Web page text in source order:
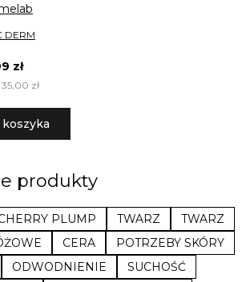
DERM
zł
zł
produkty
PLUMP TWARZ
TWARZ
CERA
POTRZEBY SKÓRY
ODWODNIENIE
SUCHOŚĆ